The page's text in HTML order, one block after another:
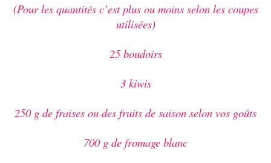
(Pour les quantités c’est plus ou moins selon les coupes
utilisées)
25 boudoirs
3 kiwis
250 g de fraises ou des fruits de saison selon vos goûts
700 g de fromage blanc